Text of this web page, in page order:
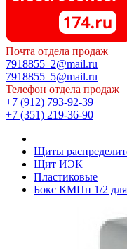
Почта отдела продаж
7918855_2@mail.ru
7918855_5@mail.ru
Телефон отдела продаж
+7 (912) 793-92-39
+7 (351) 219-36-90
Щиты
Щит ИЭК
Пластиковые
Бокс КМПн 1/2